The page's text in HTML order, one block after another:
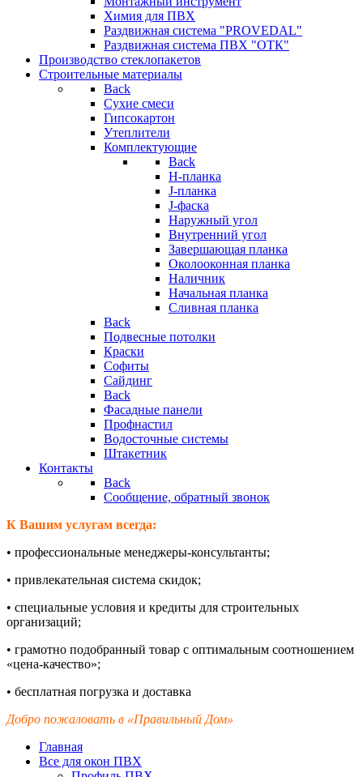
Химия для ПВХ
Раздвижная система "PROVEDAL"
Раздвижная система ПВХ "ОТК"
Производство стеклопакетов
Строительные материалы
Back
Сухие смеси
Гипсокартон
Утеплители
Комплектующие
Back
H-планка
J-планка
J-фаска
Наружный угол
Внутренний угол
Завершающая планка
Околооконная планка
Наличник
Начальная планка
Сливная планка
Back
Подвесные потолки
Краски
Софиты
Сайдинг
Back
Фасадные панели
Профнастил
Водосточные системы
Штакетник
Контакты
Back
Сообщение, обратный звонок
К Вашим услугам всегда:
• профессиональные менеджеры-консультанты;
• привлекательная система скидок;
• специальные условия и кредиты для строительных
организаций;
• грамотно подобранный товар с оптимальным соотношением
«цена-качество»;
• бесплатная погрузка и доставка
Добро пожаловать в «Правильный Дом»
Главная
Все для окон ПВХ